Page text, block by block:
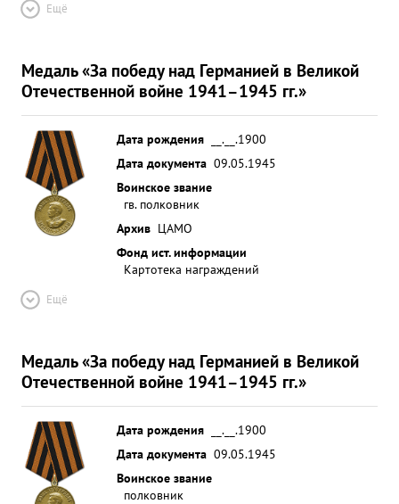
Ещё
Медаль «За победу над Германией в Великой
Отечественной войне 1941–1945 гг.»
Дата рождения
__.__.1900
Дата документа 09.05.1945
Воинское звание
гв. полковник
Архив ЦАМО
Фонд ист. информации
Картотека награждений
Ещё
Медаль «За победу над Германией в Великой
Отечественной войне 1941–1945 гг.»
Дата рождения
__.__.1900
Дата документа 09.05.1945
Воинское звание
полковник